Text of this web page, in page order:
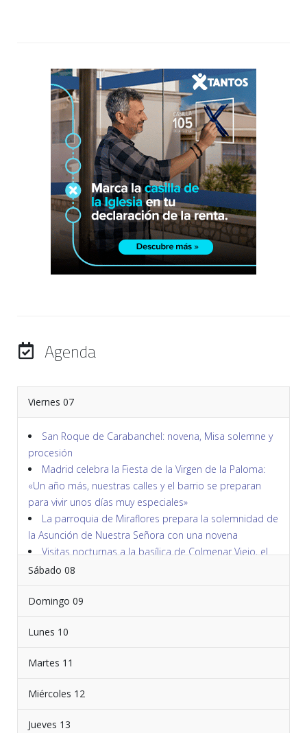
Agenda
Viernes 07
San Roque de Carabanchel: novena, Misa solemne y
procesión
Madrid celebra la Fiesta de la Virgen de la Paloma:
«Un año más, nuestras calles y el barrio se preparan
para vivir unos días muy especiales»
La parroquia de Miraflores prepara la solemnidad de
la Asunción de Nuestra Señora con una novena
Visitas nocturnas a la basílica de Colmenar Viejo, el
Museo Parroquial de Arte Sacro y la torre
Cayetano
Sábado 08
Domingo 09
Lunes 10
Martes 11
Miércoles 12
Jueves 13